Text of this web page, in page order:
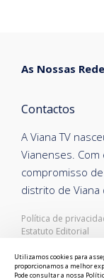
Política de
Estatuto Editorial
A Viana TV
Vianenses.
compromisso
distrito de Viana
Contactos
As Nossas
Utilizamos cookies para
proporcionamos a melhor
Pode consultar a nossa